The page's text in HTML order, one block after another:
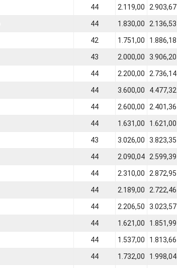
44 2.119,00 2.903,67
44 1.830,00 2.136,53
42 1.751,00 1.886,18
43 2.000,00 3.906,20
44 2.200,00 2.736,14
44 3.600,00 4.477,32
44 2.600,00 2.401,36
44 1.631,00 1.621,00
43 3.026,00 3.823,35
44 2.090,04 2.599,39
44 2.310,00 2.872,95
44 2.189,00 2.722,46
44 2.206,50 3.023,57
44 1.621,00 1.851,99
44 1.537,00 1.813,66
44 1.732,00 1.998,04